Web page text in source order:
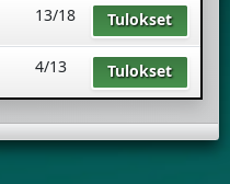
13/18 Tulokset
4/13 Tulokset